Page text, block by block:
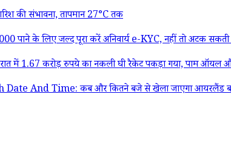
की संभावना, तापमान 27°C तक
के लिए जल्द पूरा करें अनिवार्य e-KYC, नहीं तो अटक
करोड़ रुपये का नकली घी रैकेट पकड़ा गया, पाम ऑयल और
And Time: कब और कितने बजे से खेला जाएगा आयरलैंड बनाम